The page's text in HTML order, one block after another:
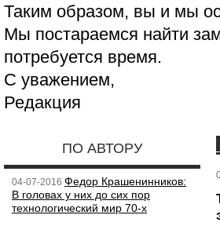
Таким образом, вы и мы
Мы постараемся найти
потребуется время.
С уважением,
Редакция
ПО АВТОРУ
04-07-2016 Федор Крашенинников:
В головах у них до сих пор
технологический мир 70-х